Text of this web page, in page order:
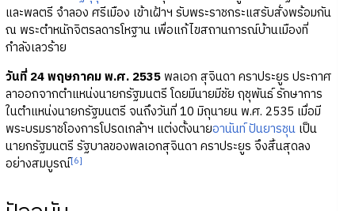
และพลตรี จำลอง ศรีเมือง เข้าเฝ้าฯ รับพระราชกระแสรับสั่งพร้อมกัน
ณ พระตำหนักจิตรลดารโหฐาน เพื่อแก้ไขสถานการณ์บ้านเมืองที่
กำลังเลวร้าย
วันที่ 24 พฤษภาคม พ.ศ. 2535พลเอก สุจินดา คราประยูร ประกาศ
ลาออกจากตำแหน่งนายกรัฐมนตรี โดยมีนายมีชัย ฤชุพันธ์ รักษาการ
ในตำแหน่งนายกรัฐมนตรี จนถึงวันที่ 10 มิถุนายน พ.ศ. 2535 เมื่อมี
พระบรมราชโองการโปรดเกล้าฯ แต่งตั้งนายอานันท์ ปันยารชุนเป็น
นายกรัฐมนตรี รัฐบาลของพลเอกสุจินดา คราประยูร จึงสิ้นสุดลง
อย่างสมบูรณ์[6]